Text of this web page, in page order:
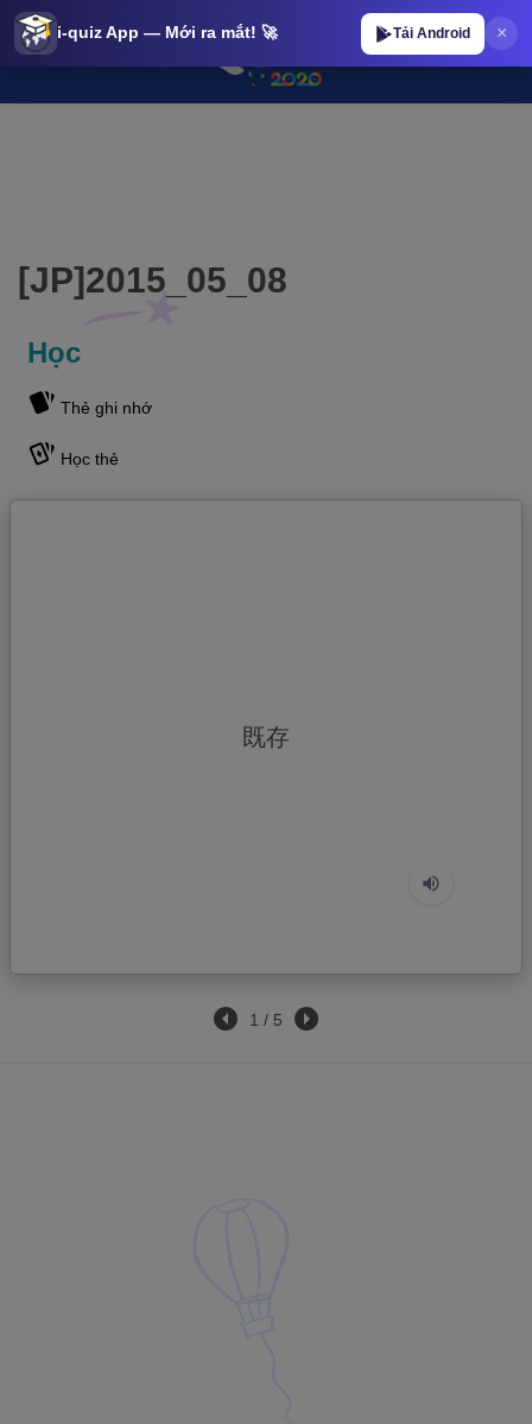
[JP]2015_05_08 | iQuiz@stop [JP]2015_05_08 | iQuiz@stop
[JP]2015_05_08
Học
Thẻ ghi nhớ
Học thẻ
既存
1 / 5
i-quiz App — Mới ra mắt! 🚀 Tải Android ×